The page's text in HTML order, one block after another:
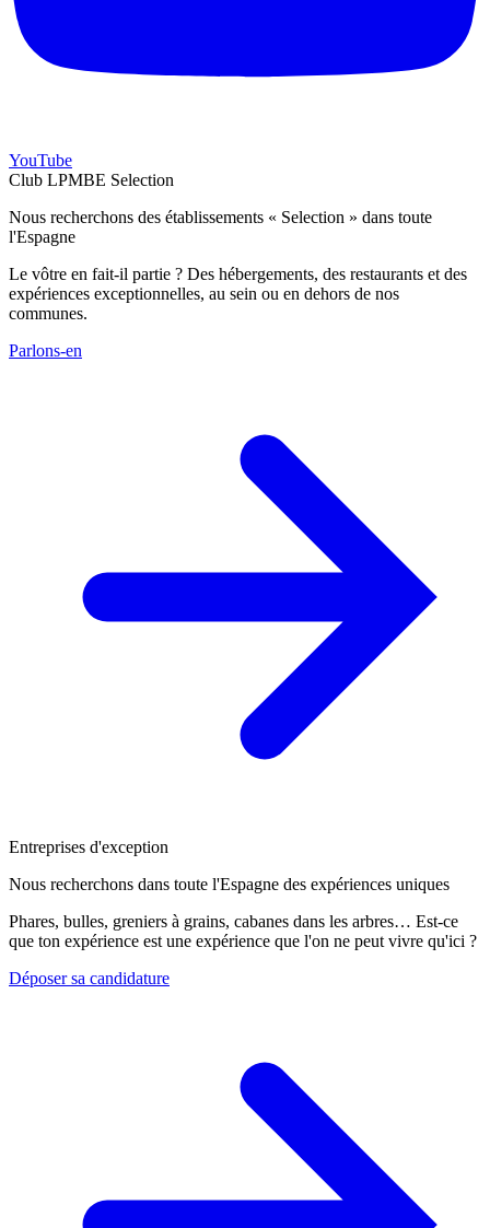
YouTube
Club LPMBE Selection
Nous recherchons des établissements « Selection » dans toute
l'Espagne
Le vôtre en fait-il partie ? Des hébergements, des restaurants et des
expériences exceptionnelles, au sein ou en dehors de nos
communes.
Parlons-en
Entreprises d'exception
Nous recherchons dans toute l'Espagne des expériences uniques
Phares, bulles, greniers à grains, cabanes dans les arbres… Est-ce
que ton expérience est une expérience que l'on ne peut vivre qu'ici ?
Déposer sa candidature